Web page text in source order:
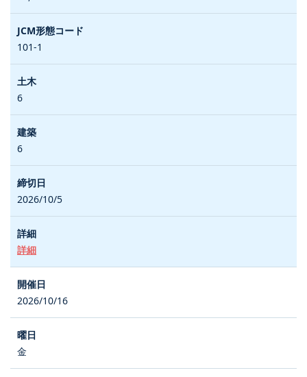
101-1
6
6
2026/10/5
詳細
2026/10/16
金